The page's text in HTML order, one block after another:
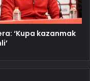
‘Kupa kazanmak